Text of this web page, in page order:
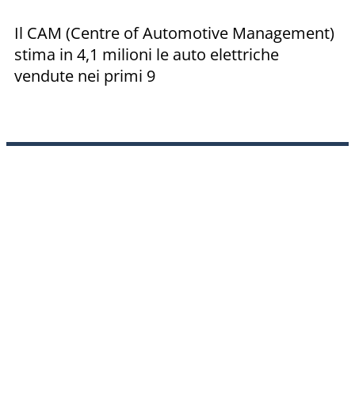
Il CAM (Centre of Automotive Management)
stima in 4,1 milioni le auto elettriche
vendute nei primi 9